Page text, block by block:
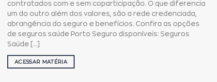
contratados com e sem coparticipação. O que diferencia
um do outro além dos valores, são a rede credenciada,
abrangência do seguro e benefícios. Confira as opções
de seguros saúde Porto Seguro disponíveis: Seguros
Saúde [...]
ACESSAR MATÉRIA